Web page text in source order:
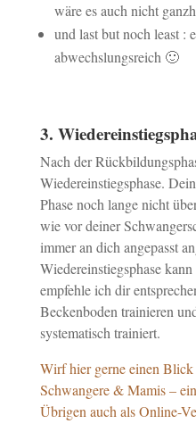
wäre es auch nicht
und last but noch least :
abwechslungsreich 🙂
3.
Nach der
Wiedereinstiegsphase.
Phase noch lange nicht
wie vor deiner
immer an dich angepasst
Wiedereinstiegsphase
empfehle ich dir
Beckenboden trainieren
systematisch trainiert.
Wirf hier gerne einen
Schwangere & Mamis –
Übrigen auch als Online-